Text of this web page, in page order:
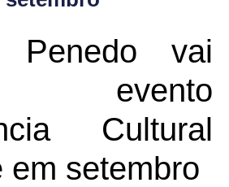
Penedo vai
evento
Cultural
em setembro